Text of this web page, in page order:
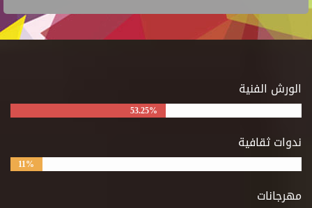
الورش الفنية
53.25%
ندوات ثقافية
11%
مهرجانات